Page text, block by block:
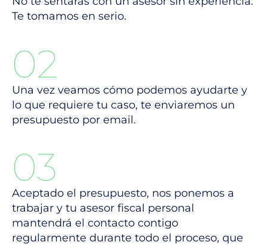
Te tomamos en serio.
02
Una vez veamos cómo podemos ayudarte y
lo que requiere tu caso, te enviaremos un
presupuesto por email.
03
Aceptado el presupuesto, nos ponemos a
trabajar y tu asesor fiscal personal
mantendrá el contacto contigo
regularmente durante todo el proceso, que